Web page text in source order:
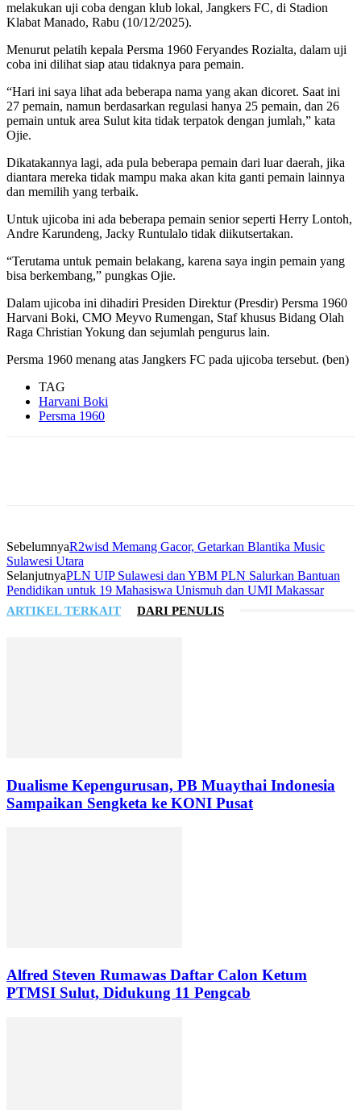
melakukan uji coba dengan klub lokal, Jangkers FC, di Stadion
Klabat Manado, Rabu (10/12/2025).
Menurut pelatih kepala Persma 1960 Feryandes Rozialta, dalam uji
coba ini dilihat siap atau tidaknya para pemain.
“Hari ini saya lihat ada beberapa nama yang akan dicoret. Saat ini
27 pemain, namun berdasarkan regulasi hanya 25 pemain, dan 26
pemain untuk area Sulut kita tidak terpatok dengan jumlah,” kata
Ojie.
Dikatakannya lagi, ada pula beberapa pemain dari luar daerah, jika
diantara mereka tidak mampu maka akan kita ganti pemain lainnya
dan memilih yang terbaik.
Untuk ujicoba ini ada beberapa pemain senior seperti Herry Lontoh,
Andre Karundeng, Jacky Runtulalo tidak diikutsertakan.
“Terutama untuk pemain belakang, karena saya ingin pemain yang
bisa berkembang,” pungkas Ojie.
Dalam ujicoba ini dihadiri Presiden Direktur (Presdir) Persma 1960
Harvani Boki, CMO Meyvo Rumengan, Staf khusus Bidang Olah
Raga Christian Yokung dan sejumlah pengurus lain.
Persma 1960 menang atas Jangkers FC pada ujicoba tersebut. (ben)
TAG
Harvani Boki
Persma 1960
SebelumnyaR2wisd Memang Gacor, Getarkan Blantika Music
Sulawesi Utara
SelanjutnyaPLN UIP Sulawesi dan YBM PLN Salurkan Bantuan
Pendidikan untuk 19 Mahasiswa Unismuh dan UMI Makassar
ARTIKEL TERKAIT DARI PENULIS
Dualisme Kepengurusan, PB Muaythai Indonesia
Sampaikan Sengketa ke KONI Pusat
Alfred Steven Rumawas Daftar Calon Ketum
PTMSI Sulut, Didukung 11 Pengcab